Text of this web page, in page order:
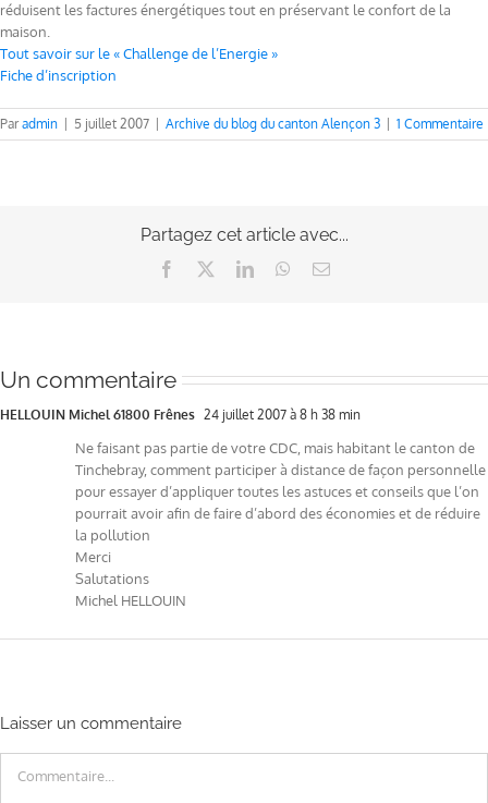
réduisent les factures énergétiques tout en préservant le confort de la
maison.
Tout savoir sur le « Challenge de l’Energie »
Fiche d’inscription
Paradmin 5 juillet 2007 Archive du blog du canton Alençon 3 1 Commentaire
Partagez cet article avec...
Facebook LinkedInWhatsApp
Email
Un commentaire
HELLOUIN Michel 61800 Frênes 24 juillet 2007 à 8 h 38 min
Ne faisant pas partie de votre CDC, mais habitant le canton de
Tinchebray, comment participer à distance de façon personnelle
pour essayer d’appliquer toutes les astuces et conseils que l’on
pourrait avoir afin de faire d’abord des économies et de réduire
la pollution
Merci
Salutations
Michel HELLOUIN
Laisser un commentaire